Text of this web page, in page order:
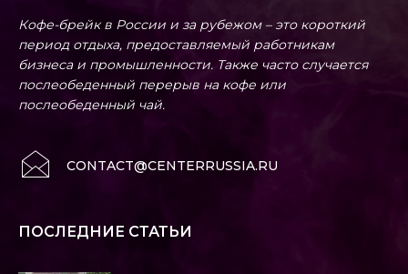
Кофе-брейк в России и за рубежом – это короткий
период отдыха, предоставляемый работникам
бизнеса и промышленности. Также часто случается
послеобеденный перерыв на кофе или
послеобеденный чай.
CONTACT@CENTERRUSSIA.RU
ПОСЛЕДНИЕ СТАТЬИ